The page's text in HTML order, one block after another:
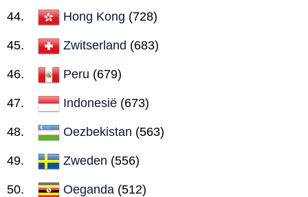
Hong Kong (728)
Zwitserland (683)
Peru (679)
Indonesië (673)
Oezbekistan (563)
Zweden (556)
Oeganda (512)